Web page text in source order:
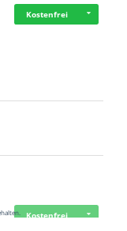
Kostenfrei
Kostenfrei